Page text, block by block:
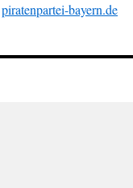
piratenpartei-bayern.de